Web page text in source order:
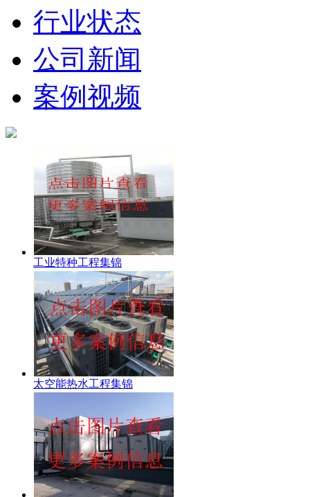
行业状态
公司新闻
案例视频
工业特种工程集锦
太空能热水工程集锦